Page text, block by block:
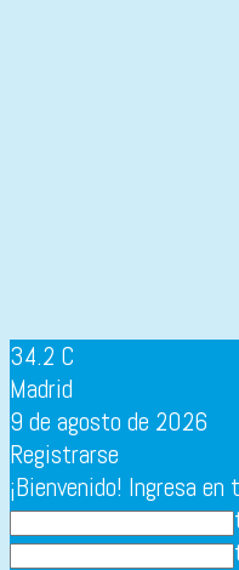
34.2 C
Madrid
9 de agosto de 2026
Registrarse
¡Bienvenido! Ingresa en